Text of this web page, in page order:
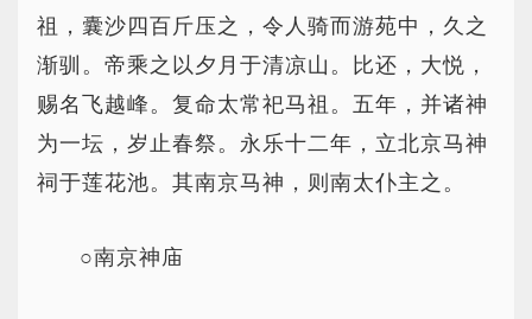
祖，囊沙四百斤压之，令人骑而游苑中，久之
渐驯。帝乘之以夕月于清凉山。比还，大悦，
赐名飞越峰。复命太常祀马祖。五年，并诸神
为一坛，岁止春祭。永乐十二年，立北京马神
祠于莲花池。其南京马神，则南太仆主之。
○南京神庙